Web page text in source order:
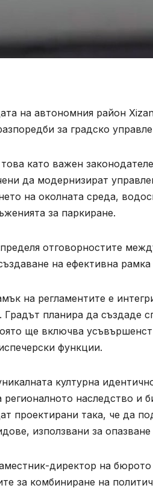
на автономния район
за градско
като важен
да модернизират
на околната среда,
за паркиране.
отговорностите
на ефективна
на регламентите е
Градът планира да създаде
ще включва
функции.
културна
регионалното наследство и
проектирани така, че да
използвани за
директор на
за комбиниране на